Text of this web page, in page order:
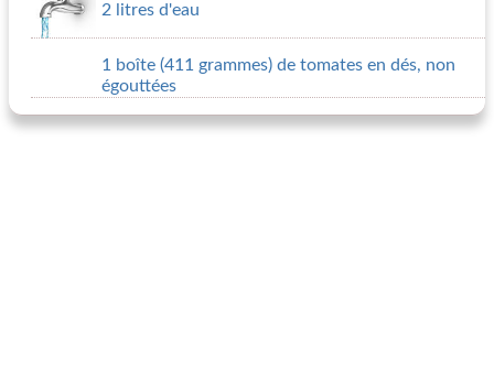
2 litres d'eau
1 boîte (411 grammes) de tomates en dés, non
égouttées